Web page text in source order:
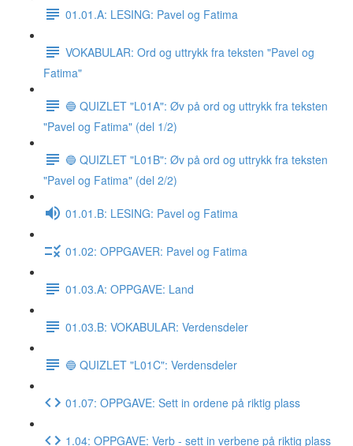
01.01.A: LESING: Pavel og Fatima
VOKABULAR: Ord og uttrykk fra teksten "Pavel og
Fatima"
🔵 QUIZLET "L01A": Øv på ord og uttrykk fra teksten
"Pavel og Fatima" (del 1/2)
🔵 QUIZLET "L01B": Øv på ord og uttrykk fra teksten
"Pavel og Fatima" (del 2/2)
01.01.B: LESING: Pavel og Fatima
01.02: OPPGAVER: Pavel og Fatima
01.03.A: OPPGAVE: Land
01.03.B: VOKABULAR: Verdensdeler
🔵 QUIZLET "L01C": Verdensdeler
01.07: OPPGAVE: Sett in ordene på riktig plass
1.04: OPPGAVE: Verb - sett in verbene på riktig plass